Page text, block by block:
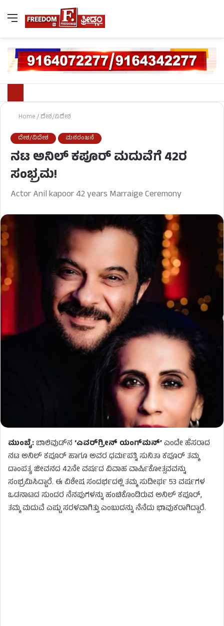
Home/ದೇಶ/ವಿದೇಶ
ದೇಶ/ವಿದೇಶ ಮನರಂಜನೆ
ನಟ ಅನಿಲ್ ಕಪೂರ್ ಮದುವೆಗೆ 42ರ
ಸಂಭ್ರಮ!
Actor Anil kapoor 42 years Marraige Ceremony
ಮುಂಬೈ:ಬಾಲಿವುಡ್‌ನ ‘ಎವರ್‌ಗ್ರೀನ್ ಯಂಗ್‌ಮನ್’ಎಂದೇ ಹೆಸರಾದ
ನಟ ಅನಿಲ್ ಕಪೂರ್ ಹಾಗೂ ಅವರ ಧರ್ಮಪತ್ನಿ ಸುನಿತಾ ಕಪೂರ್ ತಮ್ಮ
ದಾಂಪತ್ಯ ಜೀವನದ 42ನೇ ವರ್ಷದ ವಿವಾಹ ವಾರ್ಷಿಕೋತ್ಸವವನ್ನು
ಸಂಭ್ರಮಿಸಿದ್ದಾರೆ. ಈ ವಿಶೇಷ ಸಂದರ್ಭದಲ್ಲಿ ತಮ್ಮ ಸುದೀರ್ಘ 53 ವರ್ಷಗಳ
ಒಡನಾಟದ ಸುಂದರ ನೆನಪುಗಳನ್ನು ಹಂಚಿಕೊಂಡಿರುವ ಅನಿಲ್ ಕಪೂರ್,
ತಮ್ಮ ಮದುವೆ ಎಷ್ಟು ಸರಳವಾಗಿತ್ತು ಎಂಬುದನ್ನು ನೆನೆದು ಭಾವುಕರಾಗಿದ್ದಾರೆ.